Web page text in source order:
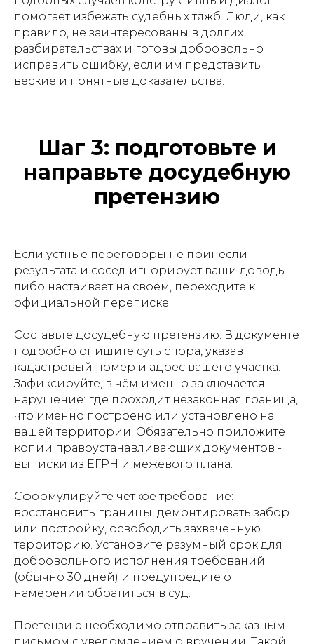
помогает избежать судебных тяжб. Люди, как
правило, не заинтересованы в долгих
разбирательствах и готовы добровольно
исправить ошибку, если им представить
веские и понятные доказательства.
Шаг 3: подготовьте и
направьте досудебную
претензию
Если устные переговоры не принесли
результата и сосед игнорирует ваши доводы
либо настаивает на своём, переходите к
официальной переписке.
Составьте досудебную претензию. В документе
подробно опишите суть спора, указав
кадастровый номер и адрес вашего участка.
Зафиксируйте, в чём именно заключается
нарушение: где проходит незаконная граница,
что именно построено или установлено на
вашей территории. Обязательно приложите
копии правоустанавливающих документов -
выписки из ЕГРН и межевого плана.
Сформулируйте чёткое требование:
восстановить границы, демонтировать забор
или постройку, освободить захваченную
территорию. Установите разумный срок для
добровольного исполнения требований
(обычно 30 дней) и предупредите о
намерении обратиться в суд.
Претензию необходимо отправить заказным